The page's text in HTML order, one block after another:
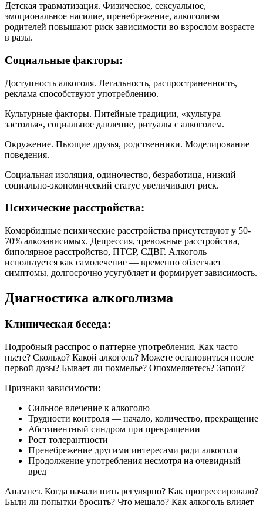
Детская травматизация. Физическое, сексуальное,
эмоциональное насилие, пренебрежение, алкоголизм
родителей повышают риск зависимости во взрослом возрасте
в разы.
Социальные факторы:
Доступность алкоголя. Легальность, распространенность,
реклама способствуют употреблению.
Культурные факторы. Питейные традиции, «культура
застолья», социальное давление, ритуалы с алкоголем.
Окружение. Пьющие друзья, родственники. Моделирование
поведения.
Социальная изоляция, одиночество, безработица, низкий
социально-экономический статус увеличивают риск.
Психические расстройства:
Коморбидные психические расстройства присутствуют у 50-
70% алкозависимых. Депрессия, тревожные расстройства,
биполярное расстройство, ПТСР, СДВГ. Алкоголь
используется как самолечение — временно облегчает
симптомы, долгосрочно усугубляет и формирует зависимость.
Диагностика алкоголизма
Клиническая беседа:
Подробный расспрос о паттерне употребления. Как часто
пьете? Сколько? Какой алкоголь? Можете остановиться после
первой дозы? Бывает ли похмелье? Опохмеляетесь? Запои?
Признаки зависимости:
Сильное влечение к алкоголю
Трудности контроля — начало, количество, прекращение
Абстинентный синдром при прекращении
Рост толерантности
Пренебрежение другими интересами ради алкоголя
Продолжение употребления несмотря на очевидный
вред
Анамнез. Когда начали пить регулярно? Как прогрессировало?
Были ли попытки бросить? Что мешало? Как алкоголь влияет